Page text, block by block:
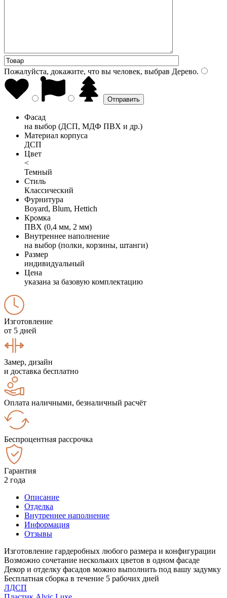
Пожалуйста, докажите, что вы человек, выбрав Дерево.
Фасад
на выбор (ДСП, МДФ ПВХ и др.)
Материал корпуса
ДСП
Цвет
<
Темный
Стиль
Классический
Фурнитура
Boyard, Blum, Hettich
Кромка
ПВХ (0,4 мм, 2 мм)
Внутреннее наполнение
на выбор (полки, корзины, штанги)
Размер
индивидуальный
Цена
указана за базовую комплектацию
Изготовление
от 5 дней
Замер, дизайн
и доставка бесплатно
Оплата наличными, безналичный расчёт
Беспроцентная рассрочка
Гарантия
2 года
Описание
Отделка
Внутреннее наполнение
Информация
Отзывы
Изготовление гардеробных любого размера и конфигурации
Возможно сочетание нескольких цветов в одном фасаде
Декор и отделку фасадов можно выполнить под вашу задумку
Бесплатная сборка в течение 5 рабочих дней
ЛДСП